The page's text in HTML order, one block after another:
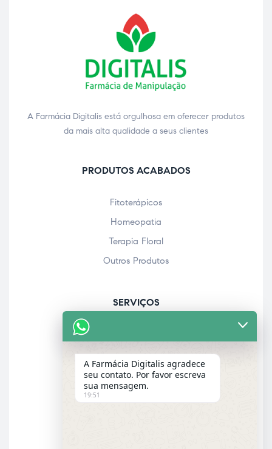
A Farmácia Digitalis está orgulhosa em oferecer produtos
da mais alta qualidade a seus clientes
PRODUTOS ACABADOS
Fitoterápicos
Homeopatia
Terapia Floral
Outros Produtos
SERVIÇOS
Acolhimento farmacêutico
Assistência personalizada
Check-up
Entrega a domicílio
A Farmácia Digitalis agradece
seu contato. Por favor escreva
sua mensagem.
19:51